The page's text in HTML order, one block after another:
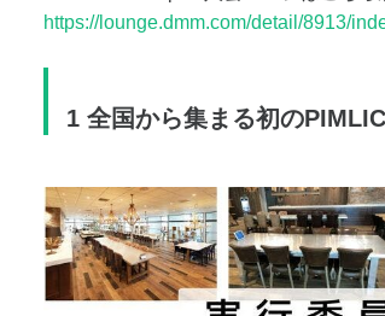
https://lounge.dmm.com/detail/8913/
1 全国から集まる初の